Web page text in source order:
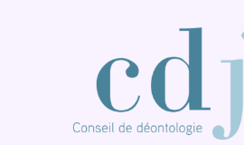
Consulter page Instagram